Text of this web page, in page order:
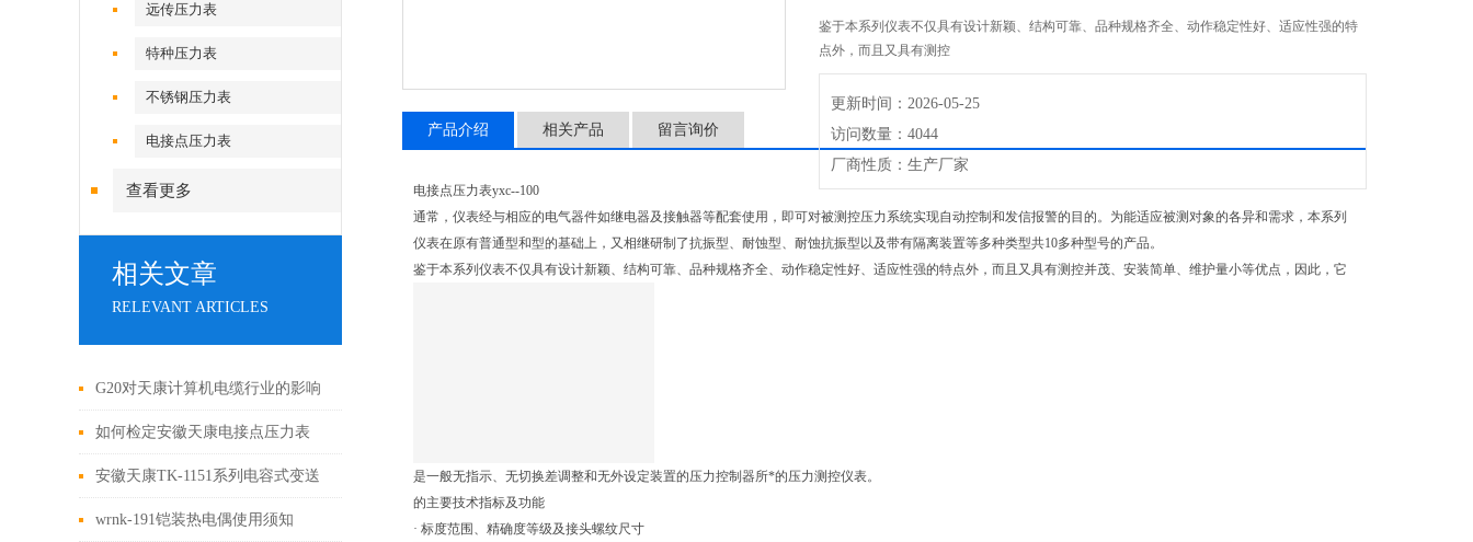
远传压力表
特种压力表
不锈钢压力表
电接点压力表
查看更多
相关文章
RELEVANT ARTICLES
G20对天康计算机电缆行业的影响
如何检定安徽天康电接点压力表
安徽天康TK-1151系列电容式变送
器
wrnk-191铠装热电偶使用须知
鉴于本系列仪表不仅具有设计新颖、结构可靠、品种规格齐全、动作稳定性好、适应性强的特
点外，而且又具有测控
更新时间：2026-05-25
访问数量：4044
厂商性质：生产厂家
产品介绍 相关产品 留言询价
电接点压力表yxc--100
通常，仪表经与相应的电气器件如继电器及接触器等配套使用，即可对被测控压力系统实现自动控制和发信报警的目的。为能适应被测对象的各异和需求，本系列
仪表在原有普通型和型的基础上，又相继研制了抗振型、耐蚀型、耐蚀抗振型以及带有隔离装置等多种类型共10多种型号的产品。
鉴于本系列仪表不仅具有设计新颖、结构可靠、品种规格齐全、动作稳定性好、适应性强的特点外，而且又具有测控并茂、安装简单、维护量小等优点，因此，它
是一般无指示、无切换差调整和无外设定装置的压力控制器所*的压力测控仪表。
的主要技术指标及功能
· 标度范围、精确度等级及接头螺纹尺寸